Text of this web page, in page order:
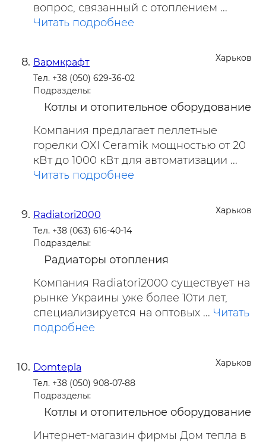
вопрос, связанный с отоплением ...
Читать подробнее
Харьков
Вармкрафт
Тел. +38 (050) 629-36-02
Подразделы:
Котлы и отопительное оборудование
Компания предлагает пеллетные
горелки OXI Ceramik мощностью от 20
кВт до 1000 кВт для автоматизации ...
Читать подробнее
Харьков
Radiatori2000
Тел. +38 (063) 616-40-14
Подразделы:
Радиаторы отопления
Компания Radiatori2000 существует на
рынке Украины уже более 10ти лет,
специализируется на оптовых ... Читать
подробнее
Харьков
Domtepla
Тел. +38 (050) 908-07-88
Подразделы:
Котлы и отопительное оборудование
Интернет-магазин фирмы Дом тепла в